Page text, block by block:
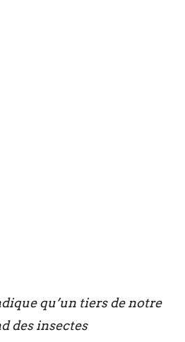
qu’un tiers de notre
des insectes